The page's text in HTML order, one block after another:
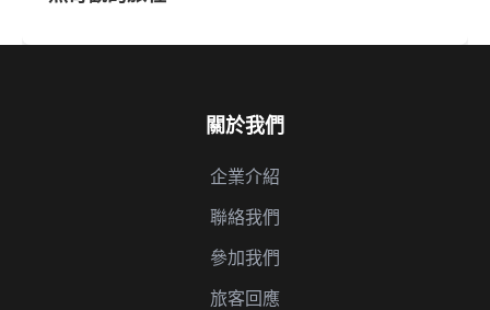
關於我們
企業介紹
聯絡我們
參加我們
旅客回應